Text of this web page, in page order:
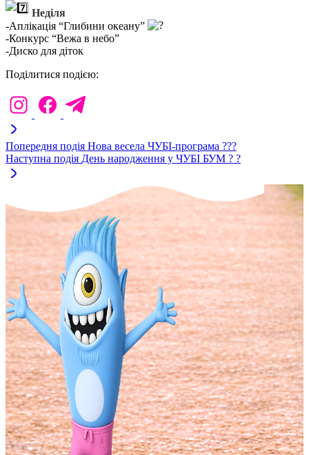
Неділя
-Аплікація “Глибини океану”
-Конкурс “Вежа в небо”
-Диско для діток
Поділитися подією:
Попередня подія Нова весела ЧУБІ-програма ???
Наступна подія День народження у ЧУБІ БУМ ? ?